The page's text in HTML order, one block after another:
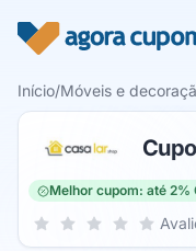
Início/Móveis e
Melhor cupom: até 2%
Sua nota para Casa
5
4 estrelas
3 estrelas
2 estrelas
1 estrela